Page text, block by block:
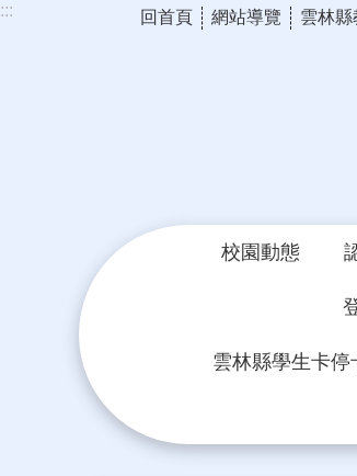
跳到主要內容區塊
::: 回首頁 網站導覽 雲林縣
校園動態
雲林縣學生卡